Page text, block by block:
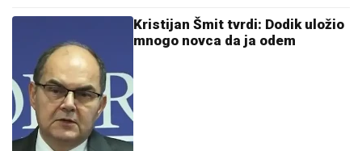
Kristijan Šmit tvrdi: Dodik uložio
mnogo novca da ja odem